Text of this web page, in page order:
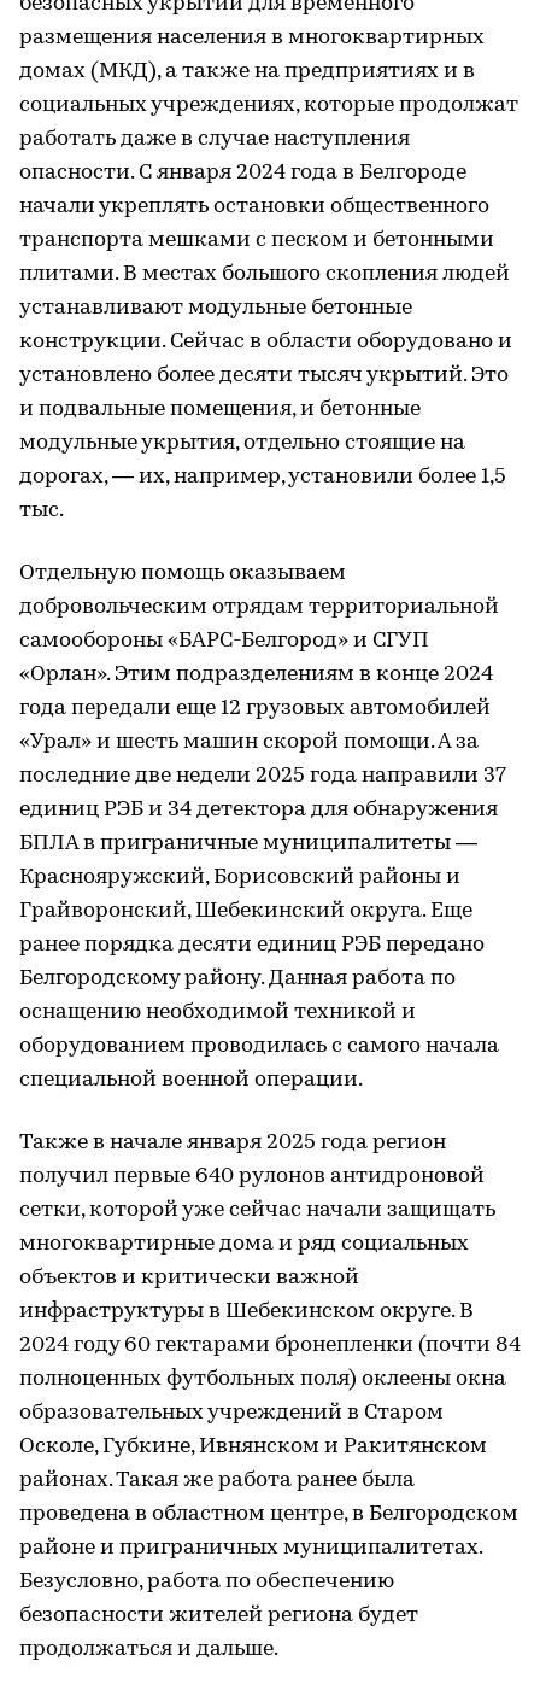
размещения населения в многоквартирных
домах (МКД), а также на предприятиях и в
социальных учреждениях, которые продолжат
работать даже в случае наступления
опасности. С января 2024 года в Белгороде
начали укреплять остановки общественного
транспорта мешками с песком и бетонными
плитами. В местах большого скопления людей
устанавливают модульные бетонные
конструкции. Сейчас в области оборудовано и
установлено более десяти тысяч укрытий. Это
и подвальные помещения, и бетонные
модульные укрытия, отдельно стоящие на
дорогах, — их, например, установили более 1,5
тыс.
Отдельную помощь оказываем
добровольческим отрядам территориальной
самообороны «БАРС-Белгород» и СГУП
«Орлан». Этим подразделениям в конце 2024
года передали еще 12 грузовых автомобилей
«Урал» и шесть машин скорой помощи. А за
последние две недели 2025 года направили 37
единиц РЭБ и 34 детектора для обнаружения
БПЛА в приграничные муниципалитеты —
Краснояружский, Борисовский районы и
Грайворонский, Шебекинский округа. Еще
ранее порядка десяти единиц РЭБ передано
Белгородскому району. Данная работа по
оснащению необходимой техникой и
оборудованием проводилась с самого начала
специальной военной операции.
Также в начале января 2025 года регион
получил первые 640 рулонов антидроновой
сетки, которой уже сейчас начали защищать
многоквартирные дома и ряд социальных
объектов и критически важной
инфраструктуры в Шебекинском округе. В
2024 году 60 гектарами бронепленки (почти 84
полноценных футбольных поля) оклеены окна
образовательных учреждений в Старом
Осколе, Губкине, Ивнянском и Ракитянском
районах. Такая же работа ранее была
проведена в областном центре, в Белгородском
районе и приграничных муниципалитетах.
Безусловно, работа по обеспечению
безопасности жителей региона будет
продолжаться и дальше.